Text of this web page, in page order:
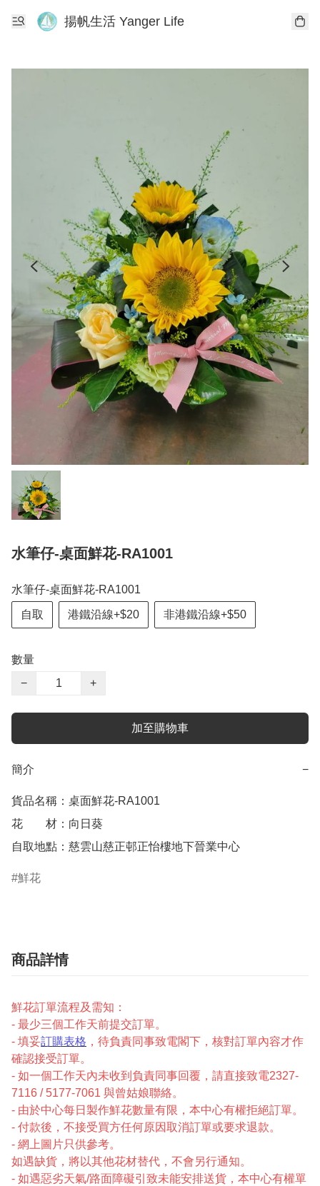
揚帆生活 Yanger Life
水筆仔-桌面鮮花-RA1001
水筆仔-桌面鮮花-RA1001
自取 港鐵沿線+$20 非港鐵沿線+$50
數量
−
+
加至購物車
簡介 −
貨品名稱：桌面鮮花-RA1001
花　　材：向日葵
自取地點：慈雲山慈正邨正怡樓地下晉業中心
鮮花
商品詳情
鮮花訂單流程及需知：
- 最少三個工作天前提交訂單。
- 填妥訂購表格 ，待負責同事致電閣下，核對訂單內容才作
確認接受訂單。
- 如一個工作天內未收到負責同事回覆，請直接致電2327-
7116 / 5177-7061 與曾姑娘聯絡。
- 由於中心每日製作鮮花數量有限，本中心有權拒絕訂單。
- 付款後，不接受買方任何原因取消訂單或要求退款。
- 網上圖片只供參考。
如遇缺貨，將以其他花材替代，不會另行通知。
- 如遇惡劣天氣/路面障礙引致未能安排送貨，本中心有權單